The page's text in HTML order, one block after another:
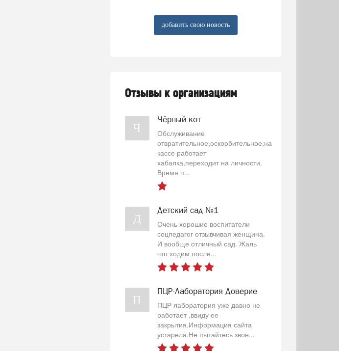
добавить свою новость
Отзывы к организациям
Ч
Чёрный кот
Обслуживание
отвратительное,оскорбительное,на
кассе работает
хабалка,переходит на личности.
Время п...
Д
Детский сад №1
Очень хорошие воспитатели
соцпедагог отзывчивая женщина.
И вообще отличный сад. Жаль
что ходим после...
П
ПЦР-Лаборатория Доверие
ПЦР лаборатория уже давно не
работает ,ввиду ее
закрытия.Информация сайта
устарела.Не пытайтесь звон...